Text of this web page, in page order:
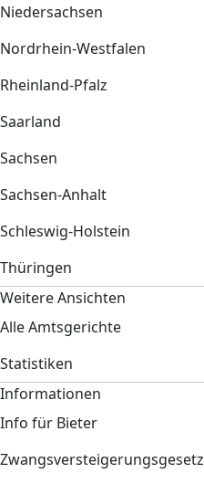
Niedersachsen
Nordrhein-Westfalen
Rheinland-Pfalz
Saarland
Sachsen
Sachsen-Anhalt
Schleswig-Holstein
Thüringen
Weitere Ansichten
Alle Amtsgerichte
Statistiken
Informationen
Info für Bieter
Zwangsversteigerungsgesetz